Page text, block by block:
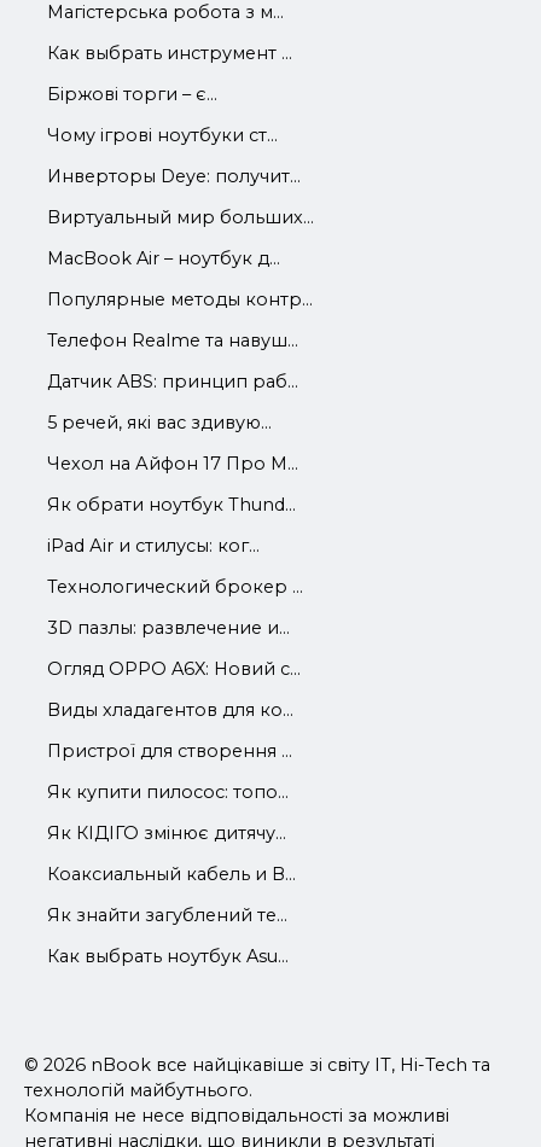
Магістерська робота з м...
Как выбрать инструмент ...
Біржові торги – є...
Чому ігрові ноутбуки ст...
Инверторы Deye: получит...
Виртуальный мир больших...
MacBook Air – ноутбук д...
Популярные методы контр...
Телефон Realme та навуш...
Датчик ABS: принцип раб...
5 речей, які вас здивую...
Чехол на Айфон 17 Про М...
Як обрати ноутбук Thund...
iРad Аir и стилусы: ког...
Технологический брокер ...
3D пазлы: развлечение и...
Огляд OPPO A6X: Новий с...
Виды хладагентов для ко...
Пристрої для створення ...
Як купити пилосос: топо...
Як КІДІГО змінює дитячу...
Коаксиальный кабель и В...
Як знайти загублений те...
Как выбрать ноутбук Asu...
© 2026 nBook все найцікавіше зі світу IT, Hi-Tech та
технологій майбутнього.
Компанія не несе відповідальності за можливі
негативні наслідки, що виникли в результаті